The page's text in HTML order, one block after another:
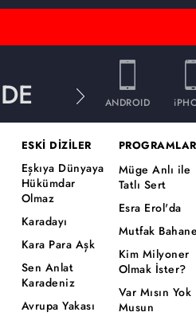
ANDROID
ESKİ DİZİLER
Eşkıya Dünyaya
Hükümdar
Olmaz
Karadayı
Kara Para Aşk
Sen Anlat
Karadeniz
Avrupa Yakası
PROGRAMLAR
Müge Anlı ile
Tatlı Sert
Esra Erol'da
Mutfak Bahane
Kim Milyoner
Olmak İster?
Var Mısın Yok
Musun